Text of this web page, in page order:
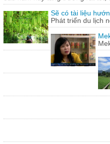
Sẽ có tài liệu
Phát triển du lịch